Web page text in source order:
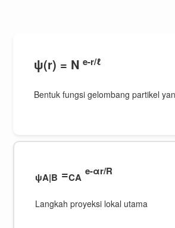
ψ(r) = Ne-r/ℓ
Bentuk fungsi gelombang partikel
ψA|B =CA
e-αr/R
Langkah proyeksi lokal utama